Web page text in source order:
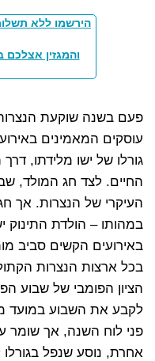
הירשמו ללא
והמגזין
פעם בשנה שוקעת
עוסקים המאמינים
גורלו של ישו מלידתו,
החיים. לצד חג המולד,
העיקרי של הנצרות. אך
במהותו – הולדת התינוק
באירועים הקשים סביב
בכל ארצות הנצרות
הציון הפומבי של שבוע
לקבע את השבוע במועד
פני לוח השנה, אך שומר
אחרת, נוסע שנפל